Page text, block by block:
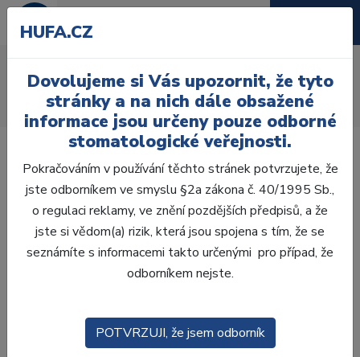
Úvod Zuby
AcryRock
AcryRock 1x28 S52-I52-D42, A3
HUFA.CZ
Dovolujeme si Vás upozornit, že tyto
stránky a na nich dále obsažené
informace jsou určeny pouze odborné
stomatologické veřejnosti.
Pokračováním v používání těchto stránek potvrzujete, že
jste odborníkem ve smyslu §2a zákona č. 40/1995 Sb.,
o regulaci reklamy, ve znění pozdějších předpisů, a že
jste si vědom(a) rizik, která jsou spojena s tím, že se
seznámíte s informacemi takto určenými pro případ, že
odborníkem nejste.
POTVRZUJI, že jsem odborník